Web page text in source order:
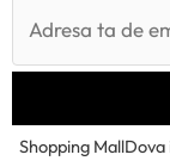
Shopping